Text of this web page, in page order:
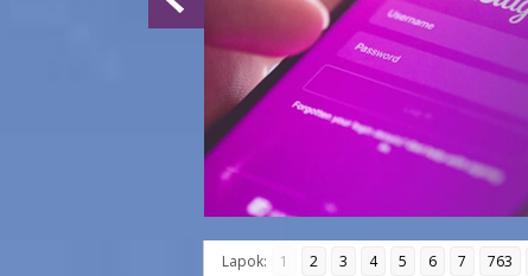
Lapok: 1 2 3 4 5 6 7 763